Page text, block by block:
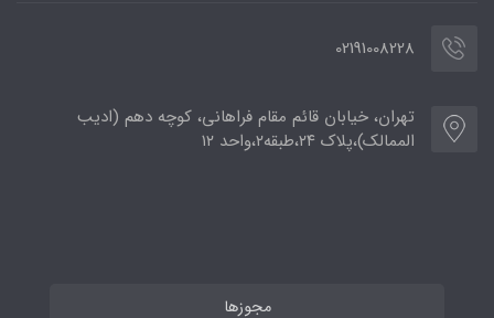
02191008228
تهران، خیابان قائم مقام فراهانی، کوچه دهم (ادیب
الممالک)،پلاک ۲۴،طبقه۲،واحد ۱۲
مجوزها